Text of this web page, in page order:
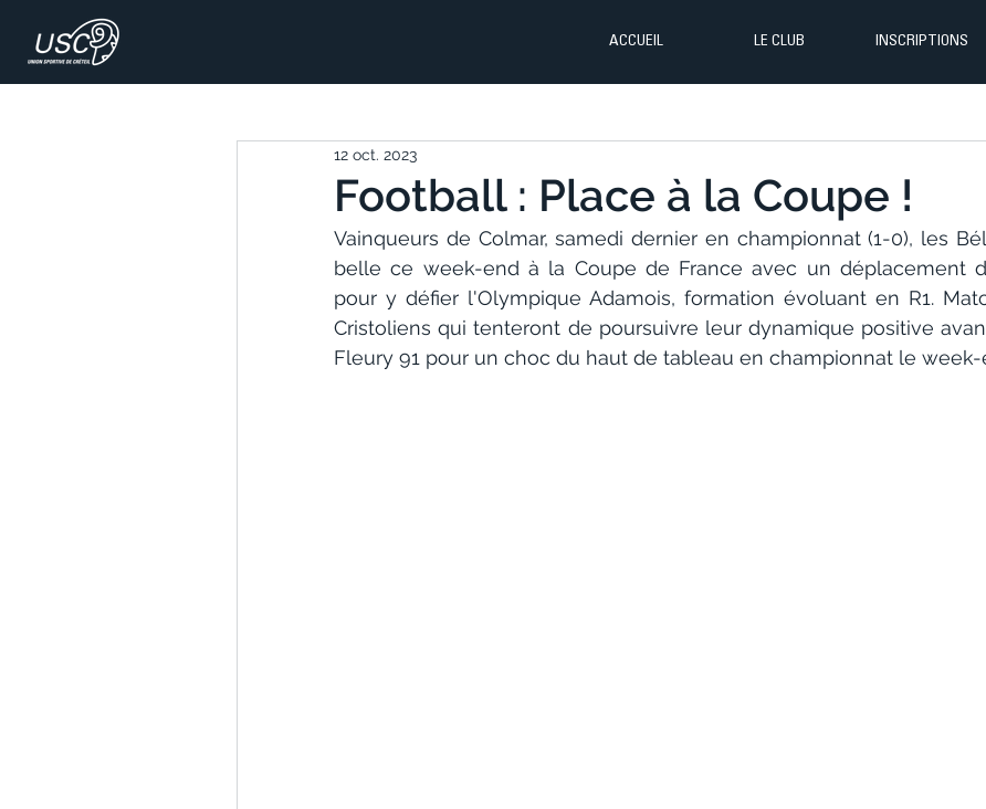
ACCUEIL LE CLUB INSCRIPTIONS
Football : Place à la Coupe !
12 oct. 2023
Vainqueurs de Colmar, samedi dernier en championnat (1-0), les
belle ce week-end à la Coupe de France avec un déplacement
pour y défier l'Olympique Adamois, formation évoluant en R1.
Cristoliens qui tenteront de poursuivre leur dynamique positive
Fleury 91 pour un choc du haut de tableau en championnat le